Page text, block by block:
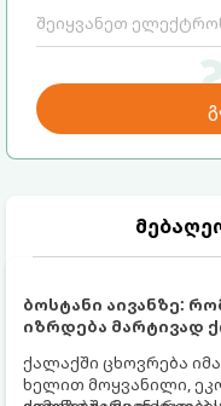
ბოსტანი აივანზე:
იზრდება მარტივად
ქალაქში ცხოვრება
ხელით მოყვანილი,